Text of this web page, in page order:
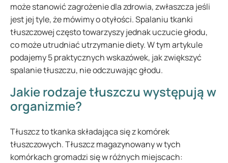
może stanowić zagrożenie dla zdrowia, zwłaszcza jeśli
jest jej tyle, że mówimy o otyłości. Spalaniu tkanki
tłuszczowej często towarzyszy jednak uczucie głodu,
co może utrudniać utrzymanie diety. W tym artykule
podajemy 5 praktycznych wskazówek, jak zwiększyć
spalanie tłuszczu, nie odczuwając głodu.
Jakie rodzaje tłuszczu występują w
organizmie?
Tłuszcz to tkanka składająca się z komórek
tłuszczowych. Tłuszcz magazynowany w tych
komórkach gromadzi się w różnych miejscach: